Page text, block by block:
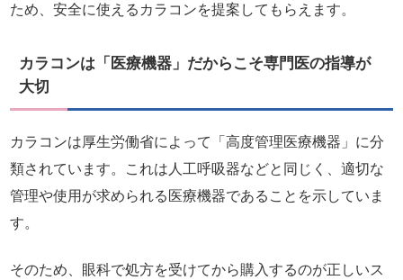
ため、安全に使えるカラコンを提案してもらえます。
カラコンは「医療機器」だからこそ専門医の指導が
大切
カラコンは厚生労働省によって「高度管理医療機器」に分
類されています。これは人工呼吸器などと同じく、適切な
管理や使用が求められる医療機器であることを示していま
す。
そのため、眼科で処方を受けてから購入するのが正しいス